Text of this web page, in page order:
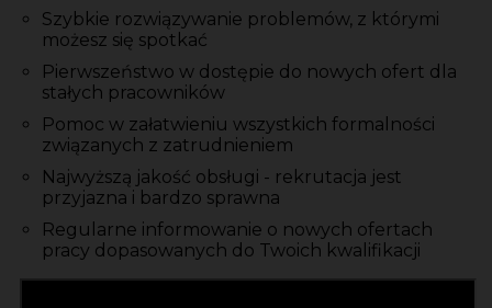
Szybkie rozwiązywanie problemów, z którymi
możesz się spotkać
Pierwszeństwo w dostępie do nowych ofert dla
stałych pracowników
Pomoc w załatwieniu wszystkich formalności
związanych z zatrudnieniem
Najwyższą jakość obsługi - rekrutacja jest
przyjazna i bardzo sprawna
Regularne informowanie o nowych ofertach
pracy dopasowanych do Twoich kwalifikacji